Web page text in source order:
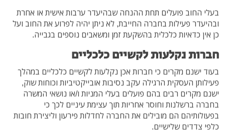
בעלי החוב פועלים תחת ההנחה שבהיעדר ערבות אישית או אחרת
ובהיעדר פעילות בחברה החייבת, לא ניתן יהיה לפרוע את החוב ועל
כן אין כדאיות כלכלית בהשקעת זמן ומשאבים נוספים בגבייה.
חברות נקלעות לקשיים כלכליים
בעוד ישנם מקרים כי חברות אכן נקלעות לקשיים כלכליים במהלך
פעילותן העסקית הרגילה עקב נסיבות אובייקטיביות וכוחות שוק,
ישנם מקרים רבים בהם פועלים בעלי המניות ו/או נושאי המשרה
בחברה ברשלנות וחוסר אחריות תוך עצימת עיניים לכך כי
בפעולותיהם הם מובילים את החברה לחדלות פירעון וליצירת חובות
כלפי צדדים שלישיים.